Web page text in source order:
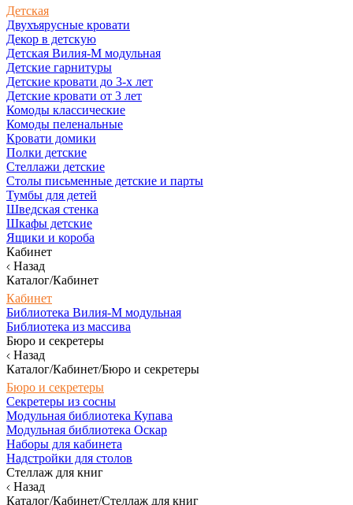
Детская
Двухъярусные кровати
Декор в детскую
Детская Вилия-М модульная
Детские гарнитуры
Детские кровати до 3-х лет
Детские кровати от 3 лет
Комоды классические
Комоды пеленальные
Кровати домики
Полки детские
Стеллажи детские
Столы письменные детские и парты
Тумбы для детей
Шведская стенка
Шкафы детские
Ящики и короба
Кабинет
Назад
Каталог/Кабинет
Кабинет
Библиотека Вилия-М модульная
Библиотека из массива
Бюро и секретеры
Назад
Каталог/Кабинет/Бюро и секретеры
Бюро и секретеры
Секретеры из сосны
Модульная библиотека Купава
Модульная библиотека Оскар
Наборы для кабинета
Надстройки для столов
Стеллаж для книг
Назад
Каталог/Кабинет/Стеллаж для книг